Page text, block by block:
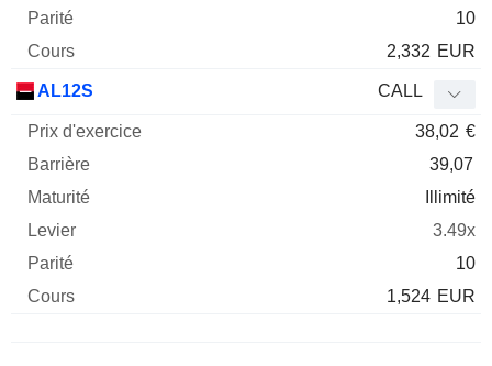
10
2,332 EUR
AL12S CALL
38,02 €
39,07
Illimité
3.49x
10
1,524 EUR